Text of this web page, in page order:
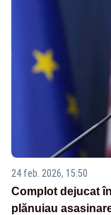
24 feb. 2026, 15:50
Complot dejucat
plănuiau